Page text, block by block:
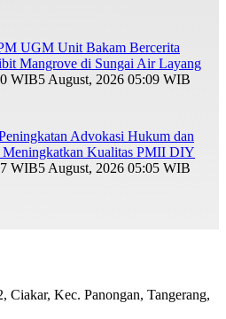
UGM Unit Bakam Bercerita
Mangrove di Sungai Air Layang
WIB5 August, 2026 05:09 WIB
Advokasi Hukum dan
Meningkatkan Kualitas PMII DIY
WIB5 August, 2026 05:05 WIB
Ciakar, Kec. Panongan, Tangerang,